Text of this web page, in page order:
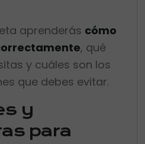
aprenderás cómo
, qué
y cuáles son los
que debes evitar.
y
para